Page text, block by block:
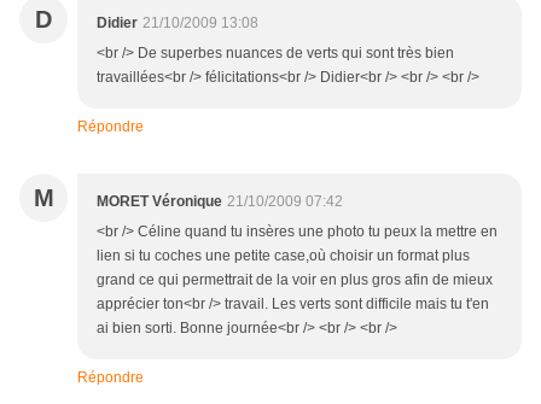
D Didier 21/10/2009 13:08
<br /> De superbes nuances de verts qui sont très bien
travaillées<br /> félicitations<br /> Didier<br /> <br /> <br />
Répondre
M MORET Véronique 21/10/2009 07:42
<br /> Céline quand tu insères une photo tu peux la mettre en
lien si tu coches une petite case,où choisir un format plus
grand ce qui permettrait de la voir en plus gros afin de mieux
apprécier ton<br /> travail. Les verts sont difficile mais tu t'en
ai bien sorti. Bonne journée<br /> <br /> <br />
Répondre